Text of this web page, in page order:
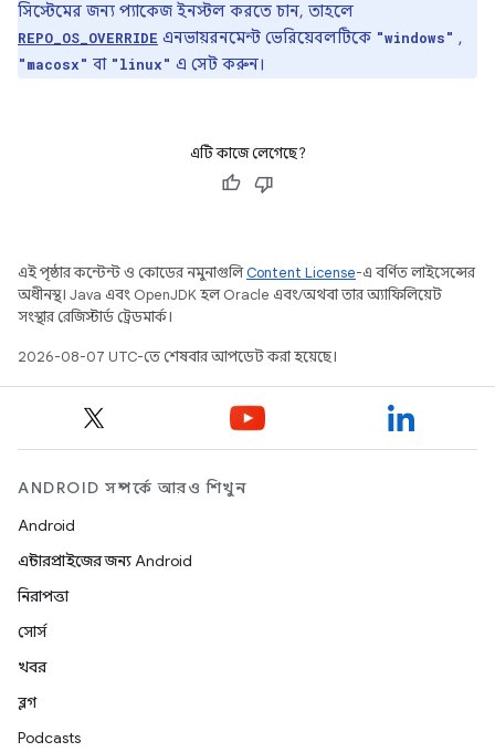
সিস্টেমের জন্য প্যাকেজ ইনস্টল করতে চান, তাহলে
REPO_OS_OVERRIDE এনভায়রনমেন্ট ভেরিয়েবলটিকে "windows" ,
"macosx" বা "linux" এ সেট করুন।
এটি কাজে লেগেছে?
এই পৃষ্ঠার কন্টেন্ট ও কোডের নমুনাগুলিContent License-এ বর্ণিত লাইসেন্সের
অধীনস্থ। Java এবং OpenJDK হল Oracle এবং/অথবা তার অ্যাফিলিয়েট
সংস্থার রেজিস্টার্ড ট্রেডমার্ক।
2026-08-07 UTC-তে শেষবার আপডেট করা হয়েছে।
ANDROID সম্পর্কে আরও শিখুন
Android
এন্টারপ্রাইজের জন্য Android
নিরাপত্তা
সোর্স
খবর
ব্লগ
Podcasts